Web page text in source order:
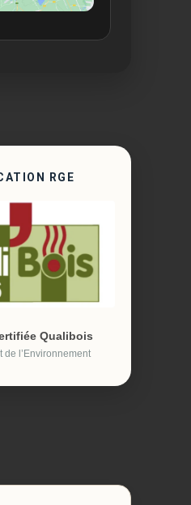
RGE
Qualibois
de l’Environnement